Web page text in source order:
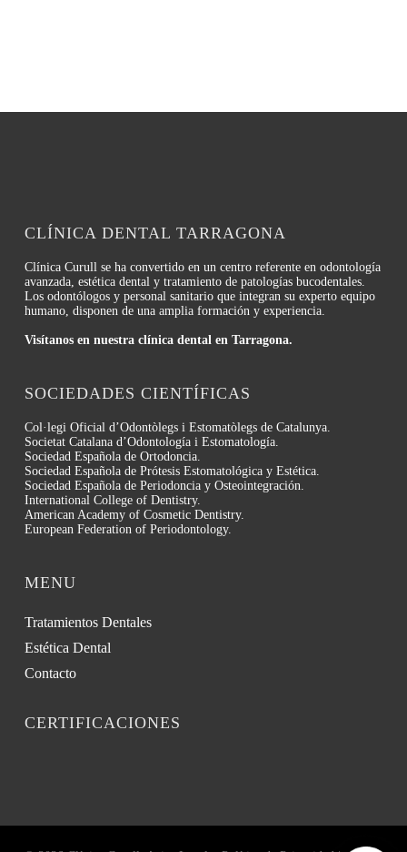
CLÍNICA DENTAL TARRAGONA
Clínica Curull se ha convertido en un centro referente en odontología
avanzada, estética dental y tratamiento de patologías bucodentales.
Los odontólogos y personal sanitario que integran su experto equipo
humano, disponen de una amplia formación y experiencia.
Visítanos en nuestra clínica dental en Tarragona.
SOCIEDADES CIENTÍFICAS
Col·legi Oficial d’Odontòlegs i Estomatòlegs de Catalunya.
Societat Catalana d’Odontología i Estomatología.
Sociedad Española de Ortodoncia.
Sociedad Española de Prótesis Estomatológica y Estética.
Sociedad Española de Periodoncia y Osteointegración.
International College of Dentistry.
American Academy of Cosmetic Dentistry.
European Federation of Periodontology.
MENU
Tratamientos Dentales
Estética Dental
Contacto
CERTIFICACIONES